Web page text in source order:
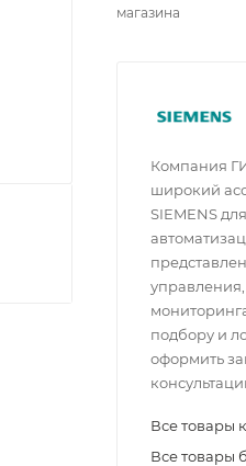
магазина
Компания
широкий
SIEMENS
подбору и
оформить
Все товары
Все товары